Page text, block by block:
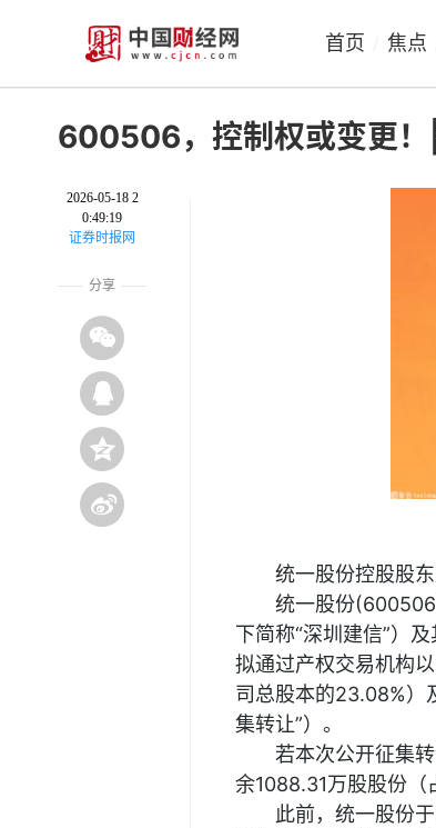
首页 焦点
600506，控制权或变更
2026-05-18 2
0:49:19
证券时报网
分享
统一股份控股股
统一股份
下简称“深圳建信”）
拟通过产权交易机构
司总股本的23.08%）
集转让”）。
若本次公开征集
余1088.31万股股份（
此前，统一股份